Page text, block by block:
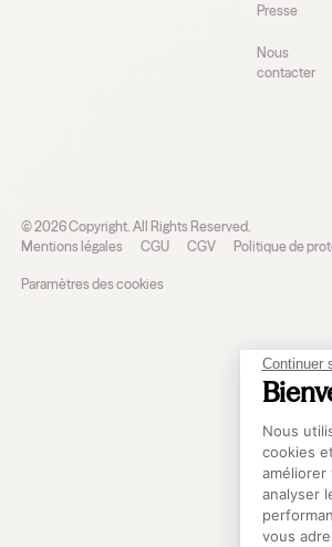
Continuer
Nous
cookies
améliorer
analyser
vous
Presse
Nous
contacter
©2026Copyright. All Rights Reserved.
Mentions légales
CGU CGV Politique de
Paramètres des cookies